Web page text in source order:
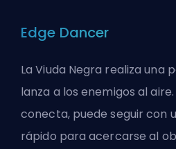
Edge Dancer
La Viuda Negra realiza una
lanza a los enemigos al
conecta, puede seguir con
rápido para acercarse al